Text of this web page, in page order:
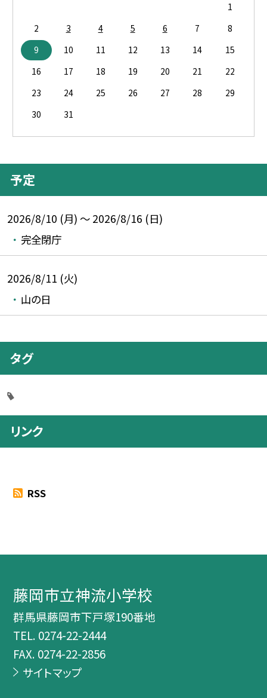
1
2
3 4 5 6 7
8
9
10 11 12 13 14
15
16
17 18 19 20 21
22
23
24 25 26 27 28
29
30
31
予定
2026/8/10 (月) ～ 2026/8/16 (日)
完全閉庁
2026/8/11 (火)
山の日
タグ
リンク
RSS
藤岡市立神流小学校
群馬県藤岡市下戸塚190番地
TEL. 0274-22-2444
FAX. 0274-22-2856
サイトマップ